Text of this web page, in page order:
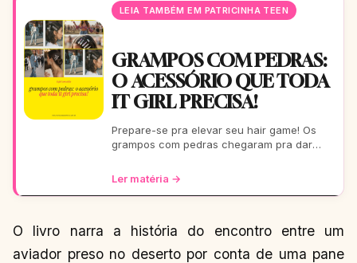
LEIA TAMBÉM EM PATRICINHA TEEN
GRAMPOS COM PEDRAS:
O ACESSÓRIO QUE TODA
IT GIRL PRECISA!
Prepare-se pra elevar seu hair game! Os
grampos com pedras chegaram pra dar
casual a uma festa b
Ler matéria →
O livro narra a história do encontro entre um
aviador preso no deserto por conta de uma pane